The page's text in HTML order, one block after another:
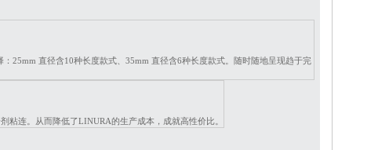
25mm 直径含10种长度款式、35mm 直径含6种长度款式。随时随地呈现趋于完
粘连。从而降低了LINURA的生产成本，成就高性价比。